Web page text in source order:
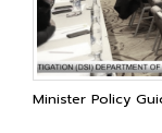
Minister Policy